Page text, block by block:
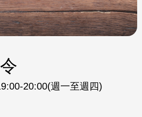
20:00(週一至週四)